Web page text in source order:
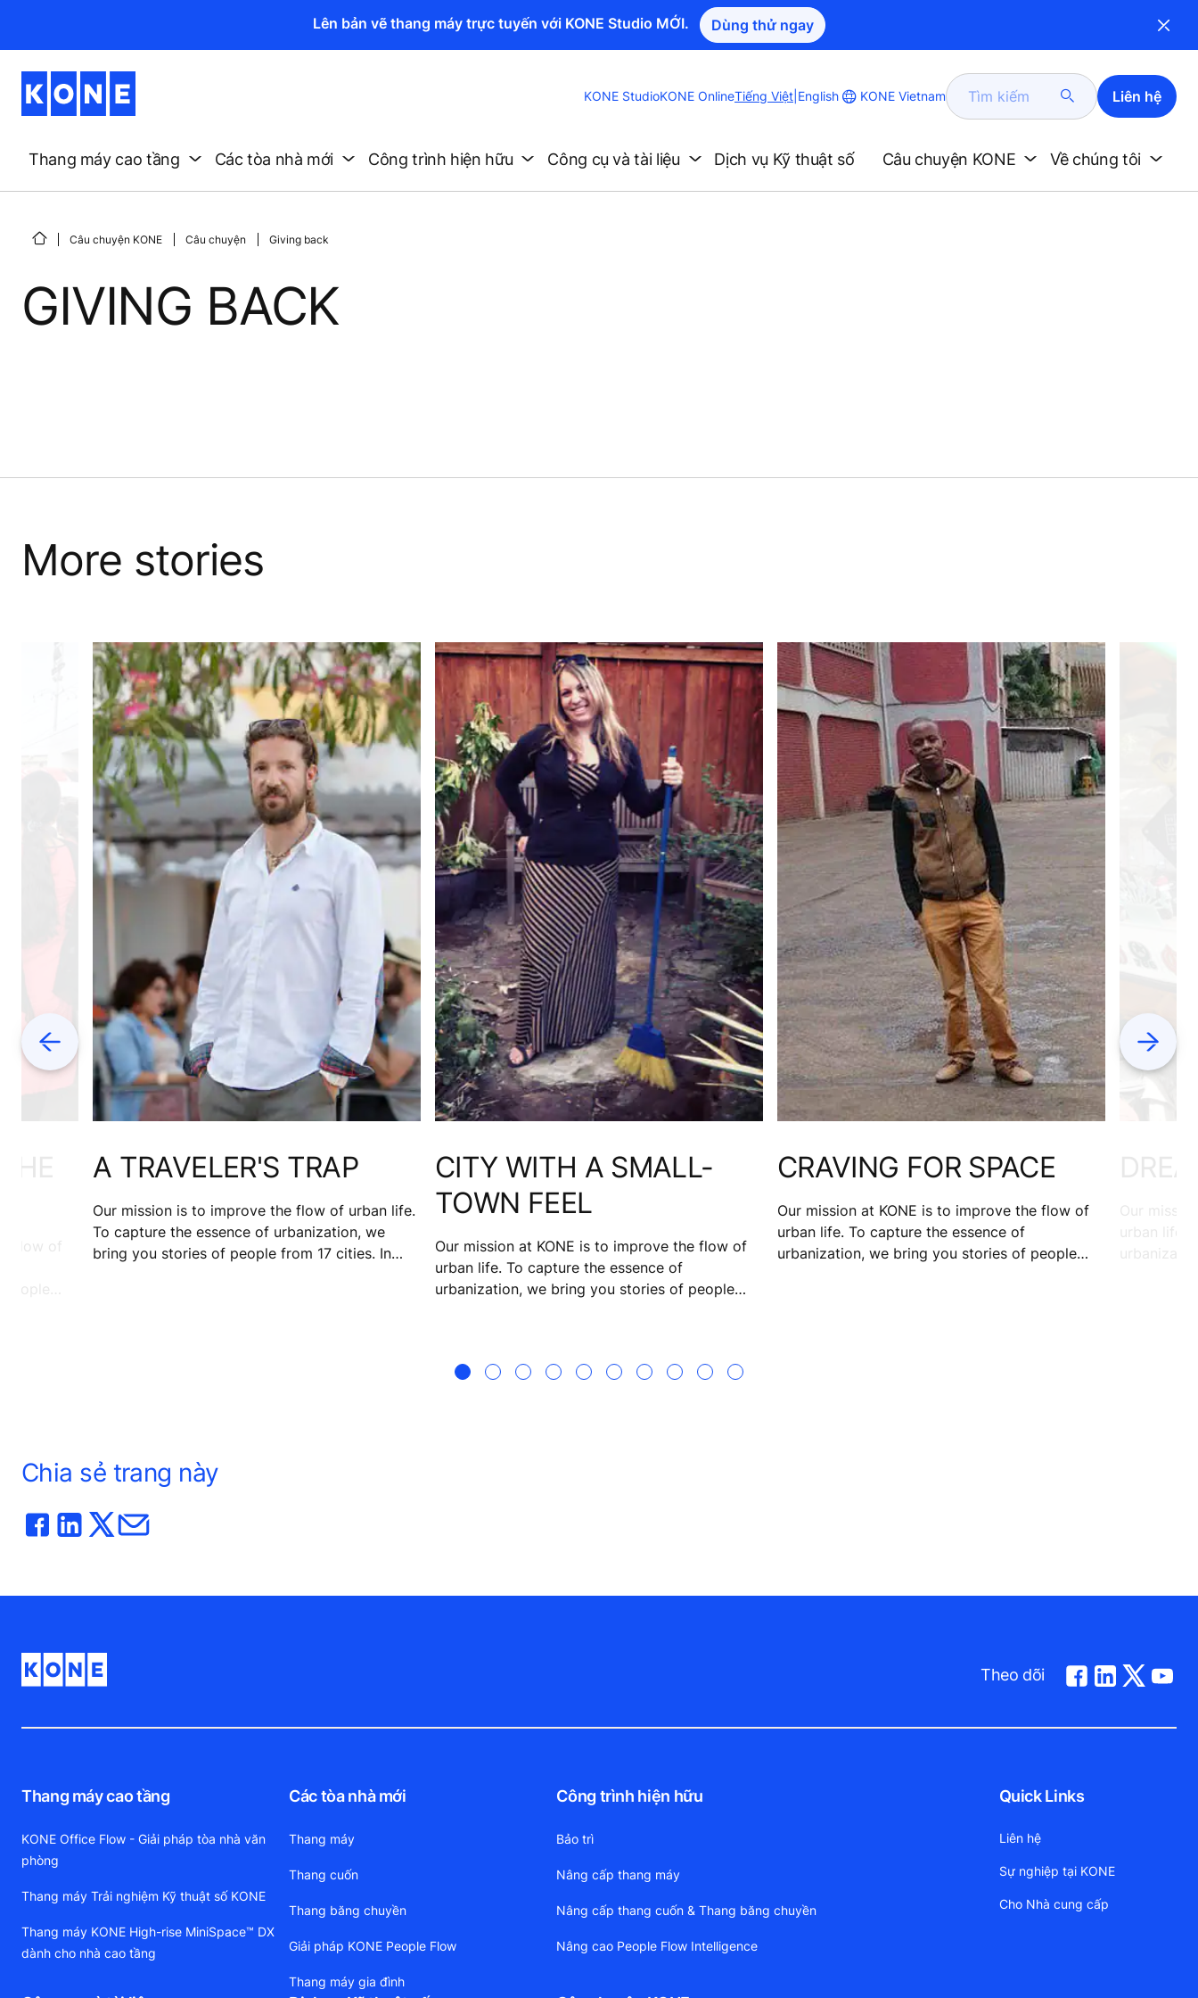
Lên bản vẽ thang máy trực tuyến với KONE Studio MỚI. Dùng thử ngay
KONE StudioKONE OnlineChange
Tiếng Việt English KONE Vietnam
Tìm
kiếm
Liên hệ
Thang máy cao tầng Các tòa nhà mới Công trình hiện hữu Công cụ và tài liệu Dịch vụ Kỹ thuật số Câu chuyện KONE Về chúng tôi
Câu chuyện KONE Câu chuyện Giving back
GIVING BACK
More stories
Previous
flow of
A TRAVELER'S TRAP
Our mission is to improve the flow of urban life.
To capture the essence of urbanization, we
bring you stories of people from 17 cities. In
CITY WITH A SMALL-
TOWN FEEL
Our mission at KONE is to improve the flow of
urban life. To capture the essence of
urbanization, we bring you stories of people
community and culture of Seattle.
CRAVING FOR SPACE
Our mission at KONE is to improve the flow of
urban life. To capture the essence of
urbanization, we bring you stories of people
Our
urban life.
Next
Chia sẻ trang này
Theo dõi
Thang máy cao tầng
KONE Office Flow - Giải pháp tòa nhà văn
phòng
Thang máy Trải nghiệm Kỹ thuật số KONE
Thang máy KONE High-rise MiniSpace™ DX
dành cho nhà cao tầng
Các tòa nhà mới
Thang máy
Thang cuốn
Thang băng chuyền
Giải pháp KONE People Flow
Thang máy gia đình
Công trình hiện hữu
Bảo trì
Nâng cấp thang máy
Nâng cấp thang cuốn & Thang băng chuyền
Nâng cao People Flow Intelligence
Quick Links
Liên hệ
Sự nghiệp tại KONE
Cho Nhà cung cấp